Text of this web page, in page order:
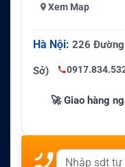
Xem Map
Hà Nội: 226 Đường
Sở)
🚀 Giao hàng